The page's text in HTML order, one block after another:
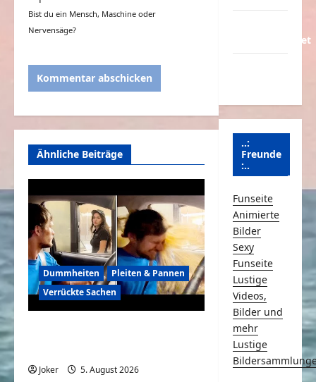
Bist du ein Mensch, Maschine oder
Nervensäge?
Ähnliche Beiträge
Dummheiten
Pleiten & Pannen
Verrückte Sachen
Joker 5. August 2026
Schmunzeln.net
..:
Freunde
:..
Funseite
Animierte
Bilder
Sexy
Funseite
Lustige
Videos,
Bilder und
mehr
Lustige